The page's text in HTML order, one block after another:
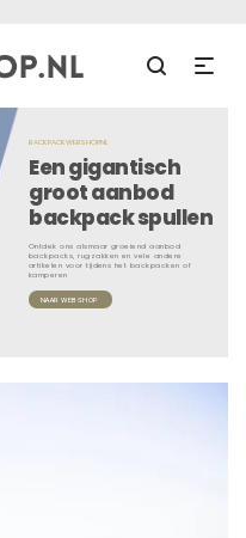
BACKPACKWEBSHOP.NL
Een gigantisch
groot aanbod
backpack spullen
Ontdek ons alsmaar groeiend aanbod
backpacks, rugzakken en vele andere
artikelen voor tijdens het backpacken of
kamperen
NAAR WEBSHOP